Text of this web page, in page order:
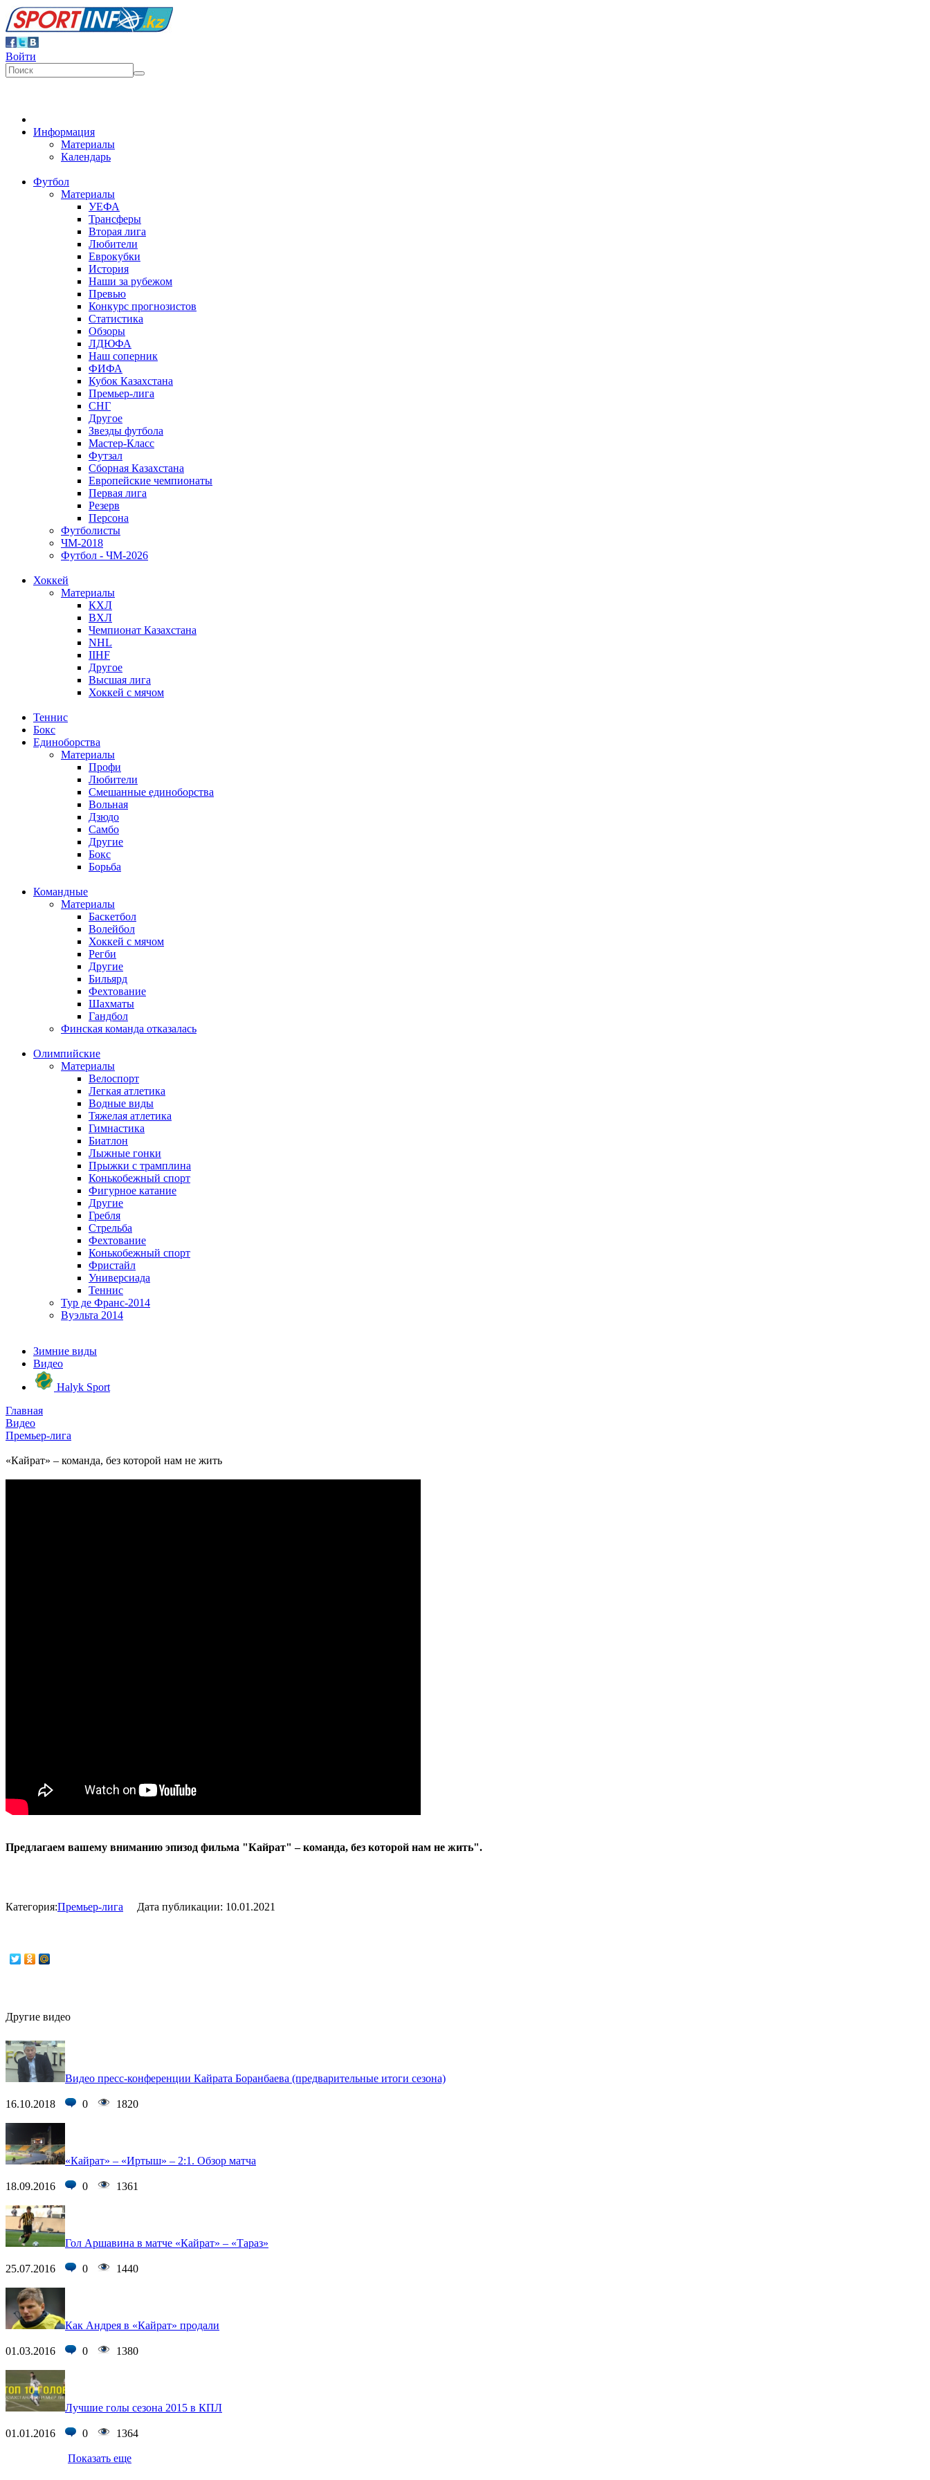
Войти
Информация
Материалы
Календарь
Футбол
Материалы
УЕФА
Трансферы
Вторая лига
Любители
Еврокубки
История
Наши за рубежом
Превью
Конкурс прогнозистов
Статистика
Обзоры
ЛДЮФА
Наш соперник
ФИФА
Кубок Казахстана
Премьер-лига
СНГ
Другое
Звезды футбола
Мастер-Класс
Футзал
Сборная Казахстана
Европейские чемпионаты
Первая лига
Резерв
Персона
Футболисты
ЧМ-2018
Футбол - ЧМ-2026
Хоккей
Материалы
КХЛ
ВХЛ
Чемпионат Казахстана
NHL
IIHF
Другое
Высшая лига
Хоккей с мячом
Теннис
Бокс
Единоборства
Материалы
Профи
Любители
Смешанные единоборства
Вольная
Дзюдо
Самбо
Другие
Бокс
Борьба
Командные
Материалы
Баскетбол
Волейбол
Хоккей с мячом
Регби
Другие
Бильярд
Фехтование
Шахматы
Гандбол
Финская команда отказалась
Олимпийские
Материалы
Велоспорт
Легкая атлетика
Водные виды
Тяжелая атлетика
Гимнастика
Биатлон
Лыжные гонки
Прыжки с трамплина
Конькобежный спорт
Фигурное катание
Другие
Гребля
Стрельба
Фехтование
Конькобежный спорт
Фристайл
Универсиада
Теннис
Тур де Франс-2014
Вуэльта 2014
Зимние виды
Видео
Halyk Sport
Главная
Видео
Премьер-лига
«Кайрат» – команда, без которой нам не жить
Предлагаем вашему вниманию эпизод фильма "Кайрат" – команда, без которой нам не жить".
Категория:Премьер-лига Дата публикации: 10.01.2021
Другие видео
Видео пресс-конференции Кайрата Боранбаева (предварительные итоги сезона)
16.10.2018 0 1820
«Кайрат» – «Иртыш» – 2:1. Обзор матча
18.09.2016 0 1361
Гол Аршавина в матче «Кайрат» – «Тараз»
25.07.2016 0 1440
Как Андрея в «Кайрат» продали
01.03.2016 0 1380
Лучшие голы сезона 2015 в КПЛ
01.01.2016 0 1364
Показать еще